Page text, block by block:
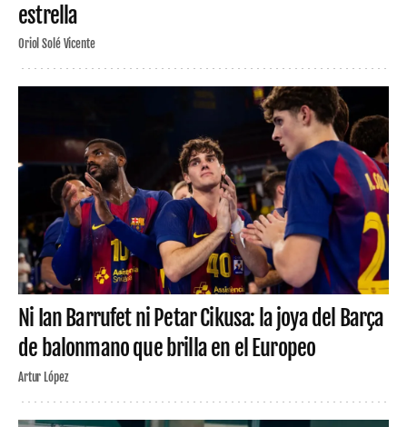
estrella
Oriol Solé Vicente
Ni Ian Barrufet ni Petar Cikusa: la joya del Barça
de balonmano que brilla en el Europeo
Artur López